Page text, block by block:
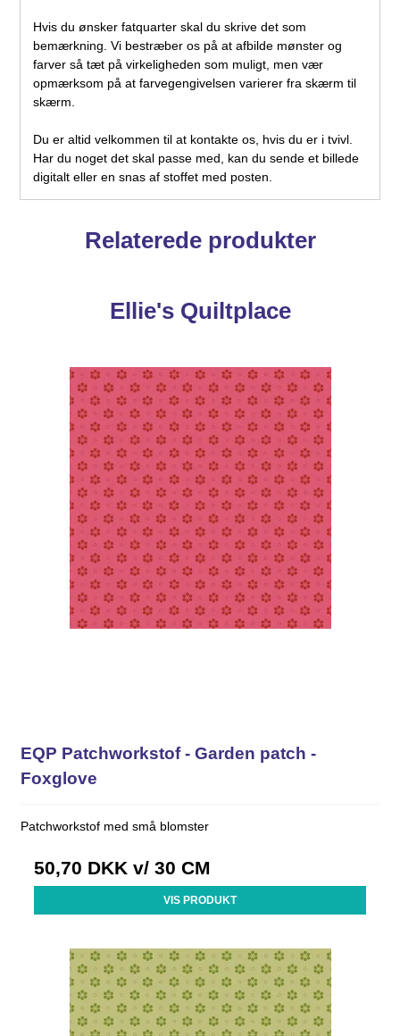
Hvis du ønsker fatquarter skal du skrive det som
bemærkning. Vi bestræber os på at afbilde mønster og
farver så tæt på virkeligheden som muligt, men vær
opmærksom på at farvegengivelsen varierer fra skærm til
skærm.
Du er altid velkommen til at kontakte os, hvis du er i tvivl.
Har du noget det skal passe med, kan du sende et billede
digitalt eller en snas af stoffet med posten.
Relaterede produkter
Ellie's Quiltplace
EQP Patchworkstof - Garden patch -
Foxglove
Patchworkstof med små blomster
50,70 DKK v/ 30 CM
VIS PRODUKT